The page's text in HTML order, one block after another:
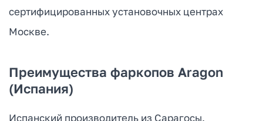
сертифицированных установочных центрах
Москве.
Преимущества фаркопов Aragon
(Испания)
Испанский производитель из Сарагосы.